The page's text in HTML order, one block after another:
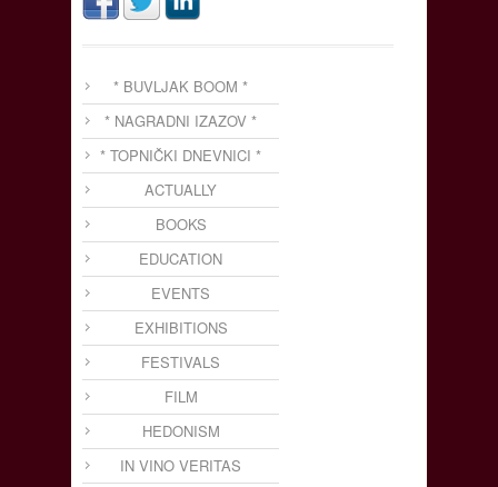
* BUVLJAK BOOM *
* NAGRADNI IZAZOV *
* TOPNIČKI DNEVNICI *
ACTUALLY
BOOKS
EDUCATION
EVENTS
EXHIBITIONS
FESTIVALS
FILM
HEDONISM
IN VINO VERITAS